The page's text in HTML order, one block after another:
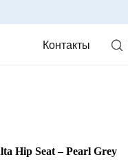
Контакты
Hip Seat – Pearl Grey